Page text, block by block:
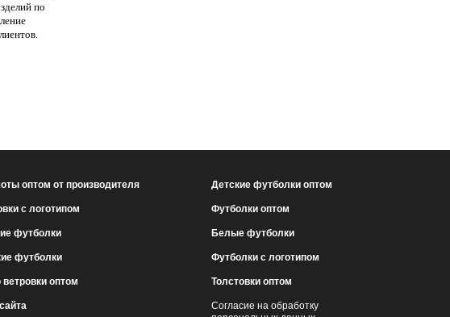
по
оптом от производителя
с логотипом
футболки
футболки
оптом
Детские футболки оптом
Футболки оптом
Белые футболки
Футболки с логотипом
Толстовки оптом
Согласие на обработку